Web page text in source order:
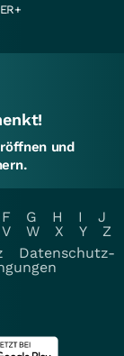
und
F G H I
J
V W X Y
Z
Datenschutz-